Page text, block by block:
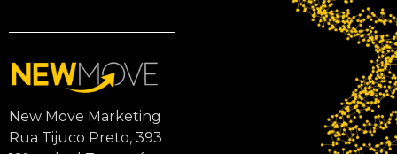
New Move Marketing
Rua Tijuco Preto, 393